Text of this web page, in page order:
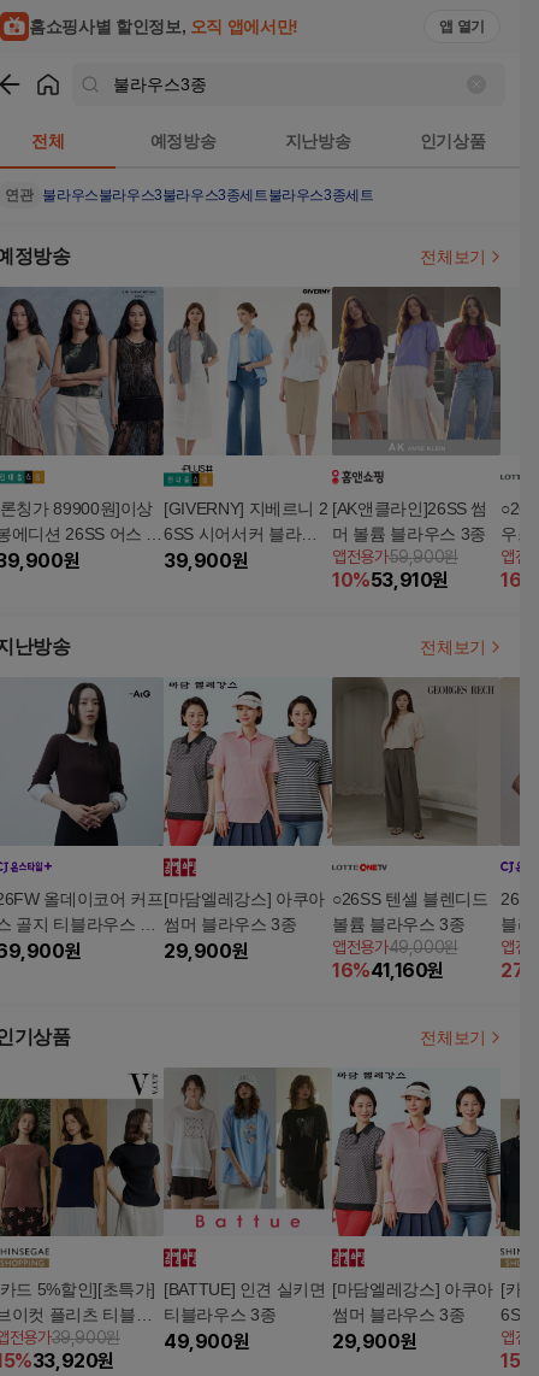
홈쇼핑사별 할인정보, 오직 앱에서만! 앱 열기
전체 예정방송 지난방송 인기상품
연관 불라우스불라우스3불라우스3종세트불라우스3종세트
정방송 전체보기
칭가 89900원]이상
에디션 26SS 어스 메
티블라우스 3종
원
[GIVERNY] 지베르니 2
6SS 시어서커 블라우
스 재킷 3종(G605)
39,900원
[AK앤클라인]26SS 썸
머 볼륨 블라우스 3종
앱전용가59,900원
10%53,910원
우스
앱전
16
난방송 전체보기
올데이코어 커프
골지 티블라우스 3
원
[마담엘레강스] 아쿠아
썸머 블라우스 3종
29,900원
○26SS 텐셀 블렌디드
볼륨 블라우스 3종
앱전용가49,000원
16%41,160원
블라
앱전
27
기상품 전체보기
드 5%할인][초특가]
이컷 플리츠 티블라
스 3종
전용가39,900원
%33,920원
[BATTUE] 인견 실키면
티블라우스 3종
49,900원
[마담엘레강스] 아쿠아
썸머 블라우스 3종
29,900원
[카
6SS
스 3
종)
앱전
15